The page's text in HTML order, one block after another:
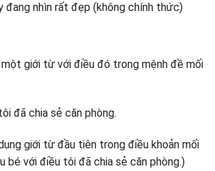
đang nhìn rất đẹp (không chính thức)
giới từ với điều đó trong mệnh đề mối
đã chia sẻ căn phòng.
giới từ đầu tiên trong điều khoản mối
bé với điều tôi đã chia sẻ căn phòng.)